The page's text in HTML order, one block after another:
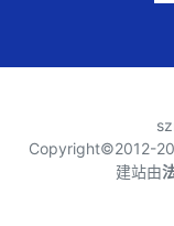
Copyright©2012-
建站由